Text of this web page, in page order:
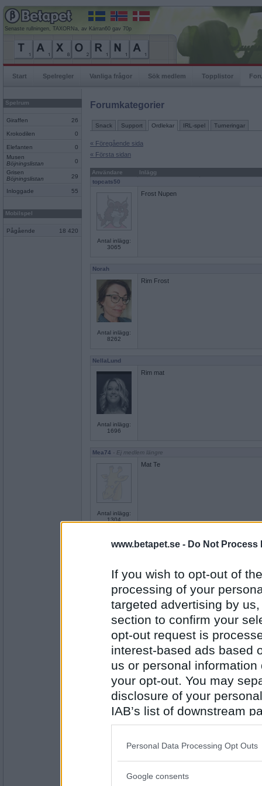
www.betapet.se - Do Not Process
If you wish to opt-out of
processing of your
targeted advertising by
section to confirm your
opt-out request is
interest-based ads based
us or personal
your opt-out. You may
disclosure of your
IAB’s list of downstream
also be disclosed by us
Downstream Participants
Please note that this
Personal Data Processing Opt Outs
Google consents
Senaste rullningen, TAXORNa, av Kärran60 gav 70p
Start Spelregler Vanliga frågor Sök medlem Topplistor
Spelrum
Giraffen 26
Krokodilen 0
Elefanten
0
Musen
Böjningslistan
0
Grisen
Böjningslistan
29
Inloggade 55
Mobilspel
Pågående 18 420
Forumkategorier
Snack Support Ordlekar IRL-spel Turneringar
« Föregående sida
« Första sidan
Användare
Inlägg
topcats50
Antal inlägg:
3065
Frost Nupen
Norah
Antal inlägg:
8262
Rim Frost
NellaLund
Antal inlägg:
1696
Rim mat
Mea74 - Ej medlem längre
Antal inlägg:
1304
Mat Te
volpe1964- Ej medlem längre
Antal inlägg:
6106
Antal inlägg:
1315